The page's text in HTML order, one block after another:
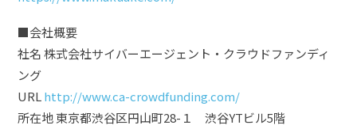
■会社概要
社名 株式会社サイバーエージェント・クラウドファンディ
ング
URLhttp://www.ca-crowdfunding.com/
所在地 東京都渋谷区円山町28-１ 渋谷YTビル5階